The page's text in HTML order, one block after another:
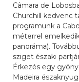
Câmara de
Churchill kedvenc
programunk a
méterrel
panoráma).
sziget északi
Érkezés egy
Madeira